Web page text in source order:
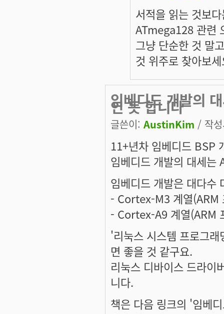
서적을 읽는 것보
ATmega128 관련
그냥 단순한 것 말
것 위주로 찾아보
임베디드 개발의
인 듯 합니다
글쓴이: AustinKim / 작
11+년차 임베디드 BSP
임베디드 개발의 대세는
임베디드 개발은 대다수
- Cortex-M3 계열(ARM
- Cortex-A9 계열(ARM
'리눅스 시스템 프로그
면 좋을 것 같구요.
리눅스 디바이스 드라이
니다.
책은 다음 링크의 '임베